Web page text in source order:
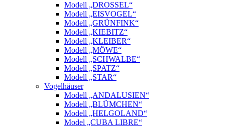
Modell „DROSSEL“
Modell „EISVOGEL“
Modell „GRÜNFINK“
Modell „KIEBITZ“
Modell „KLEIBER“
Modell „MÖWE“
Modell „SCHWALBE“
Modell „SPATZ“
Modell „STAR“
Vogelhäuser
Modell „ANDALUSIEN“
Modell „BLÜMCHEN“
Modell „HELGOLAND“
Model „CUBA LIBRE“